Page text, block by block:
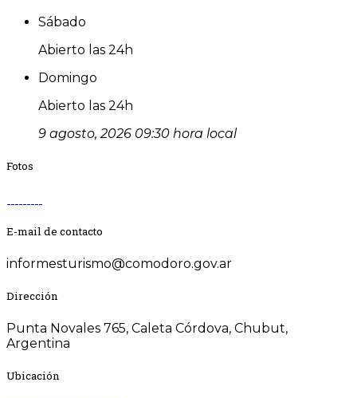
Sábado
Abierto las 24h
Domingo
Abierto las 24h
9 agosto, 2026 09:30 hora local
Fotos
E-mail de contacto
informesturismo@comodoro.gov.ar
Dirección
Punta Novales 765, Caleta Córdova, Chubut,
Argentina
Ubicación